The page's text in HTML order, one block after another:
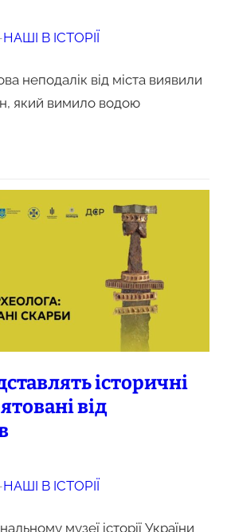
НАШІ В ІСТОРІЇ
неподалік від міста виявили
який вимило водою
історичні
від
НАШІ В ІСТОРІЇ
музеї історії України